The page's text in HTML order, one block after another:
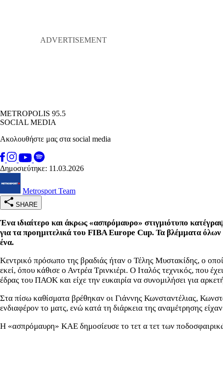
METROPOLIS 95.5
SOCIAL MEDIA
Ακολουθήστε μας στα social media
Δημοσιεύτηκε: 11.03.2026
Metrosport Team
SHARE
Ένα ιδιαίτερο και άκρως «ασπρόμαυρο» στιγμιότυπο
για τα προημιτελικά του FIBA Europe Cup. Τα βλέμματα όλων
ένα.
Κεντρικό πρόσωπο της βραδιάς ήταν ο Τέλης Μυστακίδης, ο
εκεί, όπου κάθισε ο Αντρέα Τρινκιέρι. Ο Ιταλός τεχνικός, που
έδρας του ΠΑΟΚ και είχε την ευκαιρία να συνομιλήσει για
Στα πίσω καθίσματα βρέθηκαν οι Γιάννης Κωνσταντέλιας,
ενδιαφέρον το ματς, ενώ κατά τη διάρκεια της αναμέτρησης
Η «ασπρόμαυρη» ΚΑΕ δημοσίευσε το τετ α τετ των